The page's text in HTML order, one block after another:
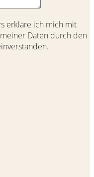
erkläre ich mich mit
Daten durch den